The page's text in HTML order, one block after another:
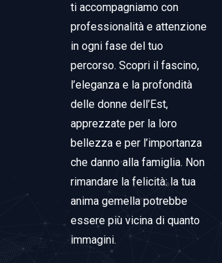
ti accompagniamo con
professionalità e attenzione
in ogni fase del tuo
percorso. Scopri il fascino,
l’eleganza e la profondità
delle donne dell’Est,
apprezzate per la loro
bellezza e per l’importanza
che danno alla famiglia. Non
rimandare la felicità: la tua
anima gemella potrebbe
essere più vicina di quanto
immagini.